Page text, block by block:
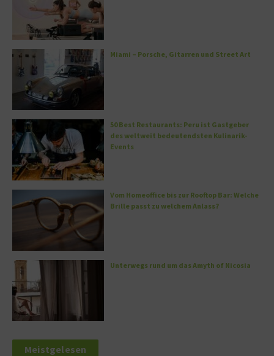
Miami – Porsche, Gitarren und Street Art
50 Best Restaurants: Peru ist Gastgeber
des weltweit bedeutendsten Kulinarik-
Events
Vom Homeoffice bis zur Rooftop Bar: Welche
Brille passt zu welchem Anlass?
Unterwegs rund um das Amyth of Nicosia
Meistgelesen